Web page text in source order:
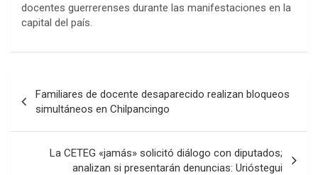
docentes guerrerenses durante las manifestaciones en la
capital del país.
de
entradas
Familiares de docente desaparecido realizan bloqueos
simultáneos en Chilpancingo
La CETEG «jamás» solicitó diálogo con diputados;
analizan si presentarán denuncias: Urióstegui